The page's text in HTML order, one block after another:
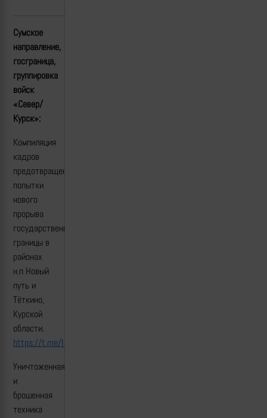
Сумское
направление,
госграница,
группировка
войск
«Север/
Курск»:
Компиляция
кадров
предотвращения
попытки
нового
прорыва
государственной
границы в
районах
н.п Новый
путь и
Тёткино,
Курской
области.
https://t.me/lost_armour/5199
Уничтоженная
и
брошенная
техника